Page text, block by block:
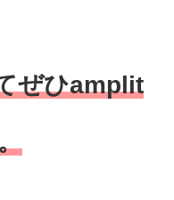
ぜひamplit